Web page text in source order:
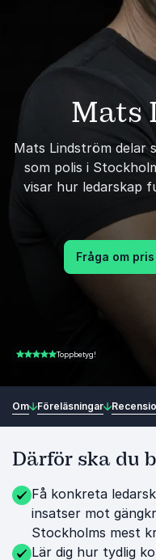
Mats
Mats Lindström delar
som polis i
visar hur ledarskap
Fråga om
5.00 av 5 Toppbetyg!
Om Föreläsningar
Därför ska du
Få konkreta
insatser mot
Stockholms mest
Lär dig hur tydlig